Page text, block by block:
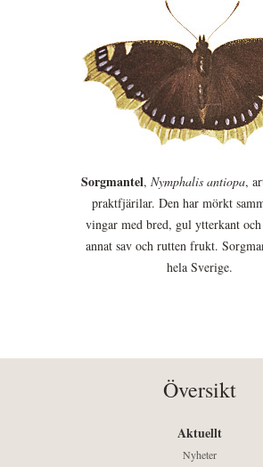
Sorgmantel, Nymphalis antiopa,
praktfjärilar. Den har mörkt
vingar med bred, gul ytterkant
annat sav och rutten frukt.
hela Sverige.
Översikt
Aktuellt
Nyheter